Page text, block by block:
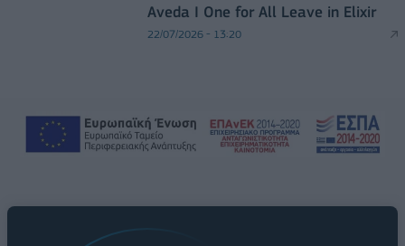
Aveda I One for All Leave in Elixir
22/07/2026 - 13:20